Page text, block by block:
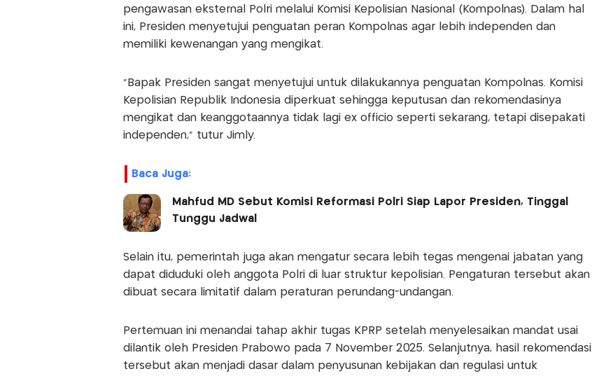
pengawasan eksternal Polri melalui Komisi Kepolisian Nasional (Kompolnas). Dalam hal
ini, Presiden menyetujui penguatan peran Kompolnas agar lebih independen dan
memiliki kewenangan yang mengikat.
“Bapak Presiden sangat menyetujui untuk dilakukannya penguatan Kompolnas. Komisi
Kepolisian Republik Indonesia diperkuat sehingga keputusan dan rekomendasinya
mengikat dan keanggotaannya tidak lagi ex officio seperti sekarang, tetapi disepakati
independen,” tutur Jimly.
Baca Juga:
Mahfud MD Sebut Komisi Reformasi Polri Siap Lapor Presiden, Tinggal
Tunggu Jadwal
Selain itu, pemerintah juga akan mengatur secara lebih tegas mengenai jabatan yang
dapat diduduki oleh anggota Polri di luar struktur kepolisian. Pengaturan tersebut akan
dibuat secara limitatif dalam peraturan perundang-undangan.
Pertemuan ini menandai tahap akhir tugas KPRP setelah menyelesaikan mandat usai
dilantik oleh Presiden Prabowo pada 7 November 2025. Selanjutnya, hasil rekomendasi
tersebut akan menjadi dasar dalam penyusunan kebijakan dan regulasi untuk